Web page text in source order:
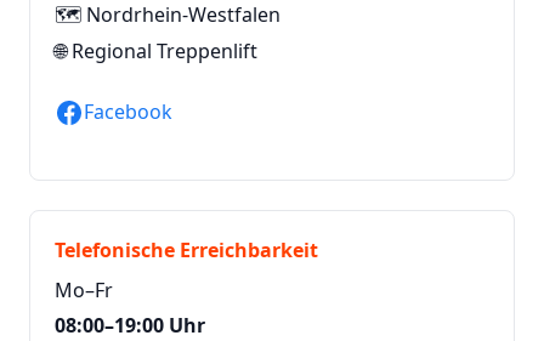
🗺️ Nordrhein-Westfalen
🌐Regional Treppenlift
Facebook
Telefonische Erreichbarkeit
Mo–Fr
08:00–19:00 Uhr